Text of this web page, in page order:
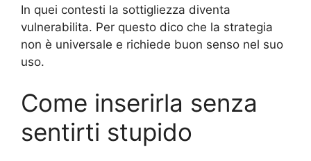
In quei contesti la sottigliezza diventa
vulnerabilita. Per questo dico che la strategia
non è universale e richiede buon senso nel suo
uso.
Come inserirla senza
sentirti stupido